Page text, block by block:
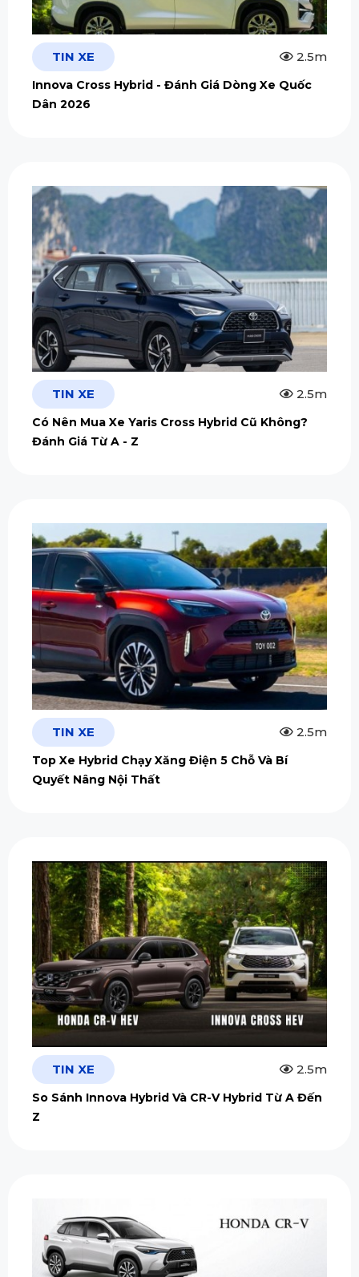
TIN XE 2.5m
Innova Cross Hybrid - Đánh Giá Dòng Xe Quốc
Dân 2026
TIN XE 2.5m
Có Nên Mua Xe Yaris Cross Hybrid Cũ Không?
Đánh Giá Từ A - Z
TIN XE 2.5m
Top Xe Hybrid Chạy Xăng Điện 5 Chỗ Và Bí
Quyết Nâng Nội Thất
TIN XE 2.5m
So Sánh Innova Hybrid Và CR-V Hybrid Từ A Đến
Z